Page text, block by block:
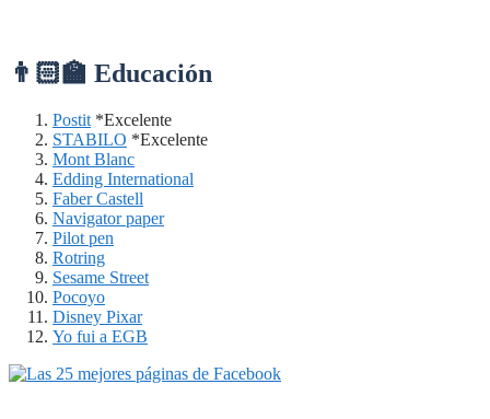
👨🏻‍🏫 Educación
Postit *Excelente
STABILO *Excelente
Mont Blanc
Edding International
Faber Castell
Navigator paper
Pilot pen
Rotring
Sesame Street
Pocoyo
Disney Pixar
Yo fui a EGB